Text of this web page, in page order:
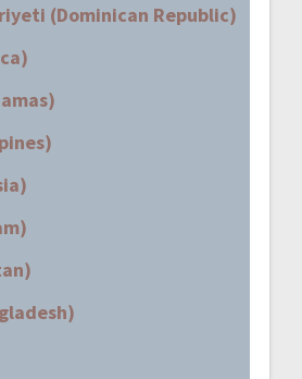
(Dominican Republic)